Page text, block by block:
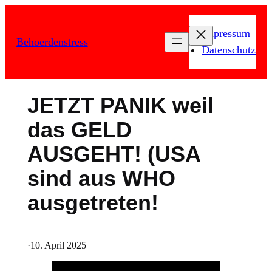
springen
Behoerdenstress
Impressum
Datenschutz
JETZT PANIK weil
das GELD
AUSGEHT! (USA
sind aus WHO
ausgetreten!
·10. April 2025